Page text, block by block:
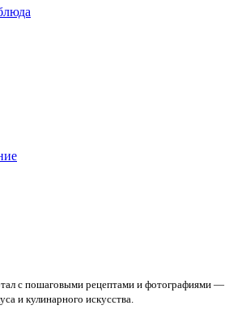
с пошаговыми рецептами и фотографиями —
и кулинарного искусства.